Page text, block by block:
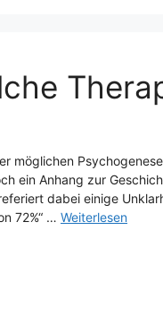
möglichen
ein Anhang zur
dabei einige
72%“ … Weiterlesen